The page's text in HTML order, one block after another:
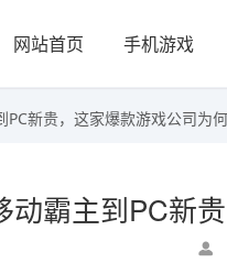
网站首页 手机游戏
PC新贵，这家爆款游戏公司为何
动霸主到PC新